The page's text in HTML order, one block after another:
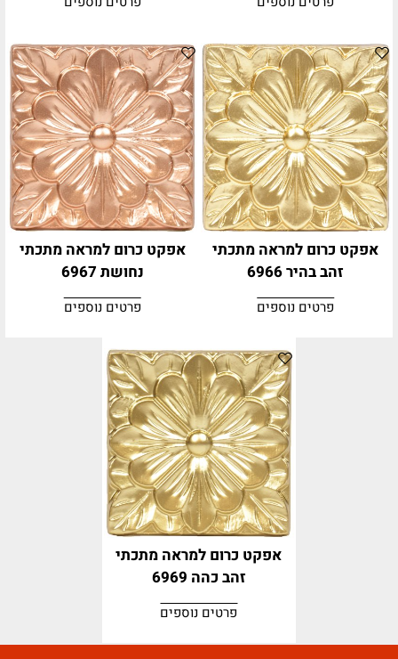
אפקט כרום למראה מתכתי
זהב בהיר 6966
פרטים נוספים
אפקט כרום למראה מתכתי
נחושת 6967
פרטים נוספים
אפקט כרום למראה מתכתי
זהב כהה 6969
פרטים נוספים